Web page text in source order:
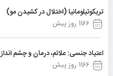
تریکوتیلومانیا (اختلال در کشیدن مو)
1166 روز پیش
اعتیاد جنسی: علائم، درمان و چشم انداز
1166 روز پیش